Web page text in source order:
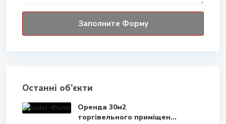
Останні об’єкти
Оренда 30м2
торгівельного приміщен...